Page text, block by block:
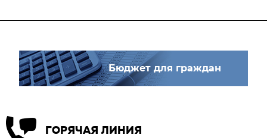
Бюджет для граждан
ГОРЯЧАЯ ЛИНИЯ